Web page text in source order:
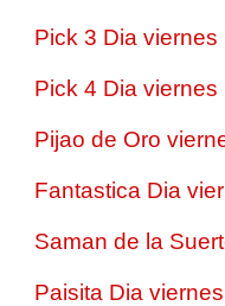
Pick 3 Dia
Pick 4 Dia
Pijao de Oro
Fantastica Dia
Saman de la
Paisita Dia